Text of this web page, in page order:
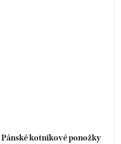
Pánské kotníkové ponožky